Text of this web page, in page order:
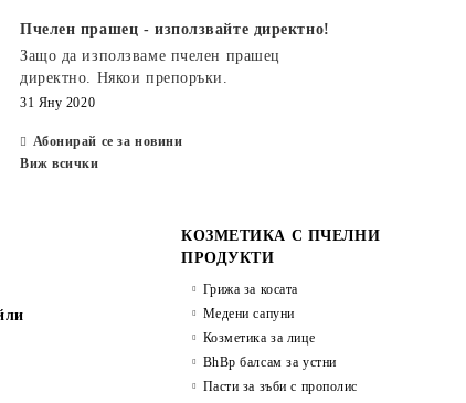
Пчелен прашец - използвайте директно!
Защо да използваме пчелен прашец
директно. Някои препоръки.
31 Яну 2020
Абонирай се за новини
Виж всички
КОЗМЕТИКА С ПЧЕЛНИ
ПРОДУКТИ
Грижа за косата
Медени сапуни
Козметика за лице
BhBp балсам за устни
Пасти за зъби с прополис